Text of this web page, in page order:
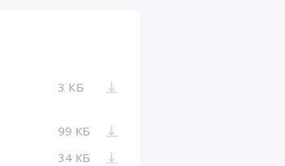
3 КБ
99 КБ
34 КБ